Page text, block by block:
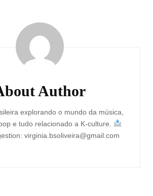
Author
explorando o mundo da música,
e tudo relacionado a K-culture.
virginia.bsoliveira@gmail.com